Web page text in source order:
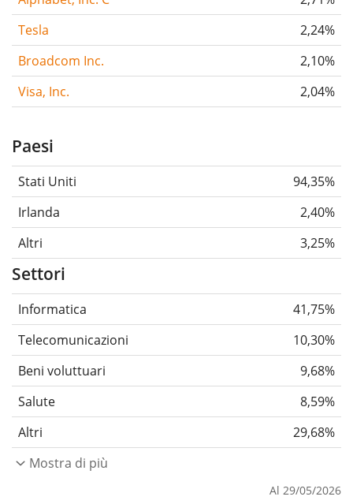
Tesla
2,24%
Broadcom Inc.
2,10%
Visa, Inc.
2,04%
Paesi
Stati Uniti
94,35%
Irlanda
2,40%
Altri
3,25%
Settori
Informatica
41,75%
Telecomunicazioni
10,30%
Beni voluttuari
9,68%
Salute
8,59%
Altri
29,68%
Mostra di più
Al 29/05/2026